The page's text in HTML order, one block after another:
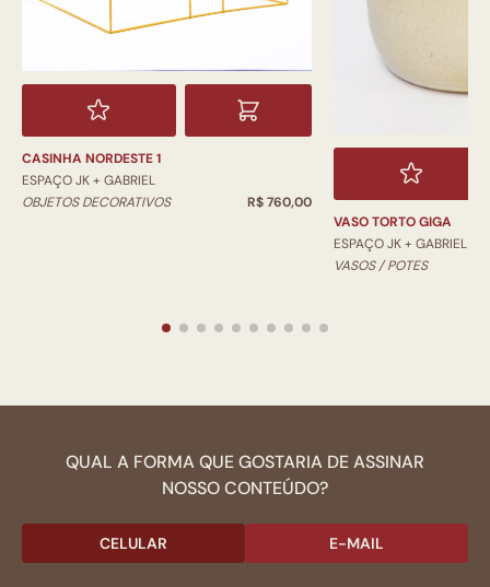
CASINHA NORDESTE 1
ESPAÇO JK + GABRIEL
OBJETOS DECORATIVOS
R$ 760,00
VASO TORTO GIGA
ESPAÇO JK + GABRIEL
VASOS / POTES
QUAL A FORMA QUE GOSTARIA DE ASSINAR
NOSSO CONTEÚDO?
CELULAR E-MAIL